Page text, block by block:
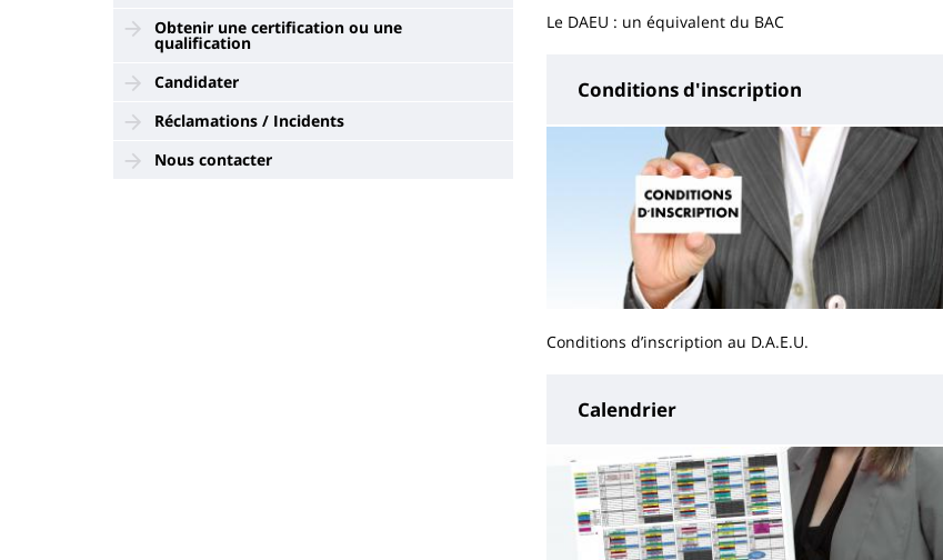
Obtenir une certification ou une
qualification
Candidater
Réclamations / Incidents
Nous contacter
Le DAEU : un équivalent du BAC
Conditions d'inscription
Conditions d’inscription au D.A.E.U.
Calendrier